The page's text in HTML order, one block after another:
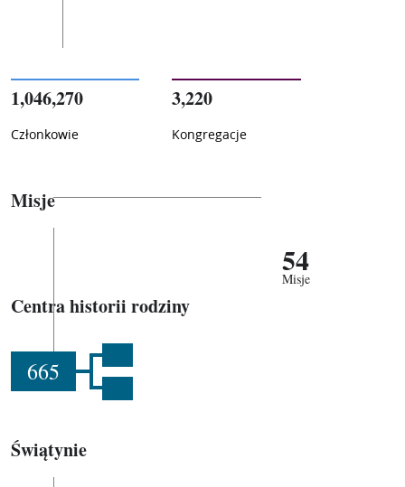
1,046,270
Członkowie
3,220
Kongregacje
Misje
54
Misje
Centra historii rodziny
665
Świątynie